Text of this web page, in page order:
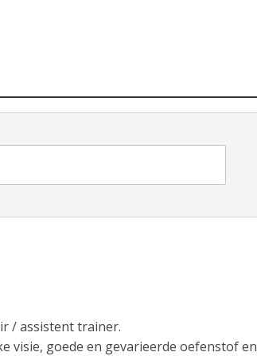
/ assistent trainer.
visie, goede en gevarieerde oefenstof en